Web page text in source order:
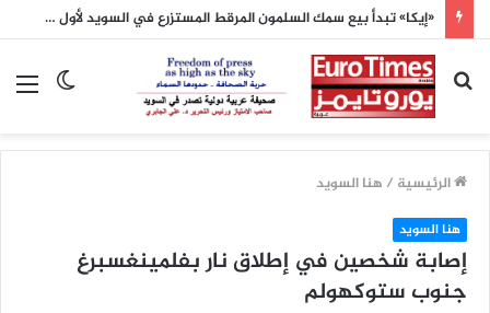
«إيكا» تبدأ بيع سمك السلمون المرقط المستزرع في السويد لأول مرة
الوضع
بحث
عن
الرئيسية / هنا السويد
هنا السويد
إصابة شخصين في إطلاق نار بفلمينغسبرغ
جنوب ستوكهولم